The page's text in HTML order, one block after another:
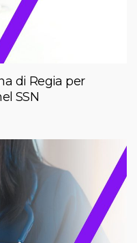
di Regia per
SSN